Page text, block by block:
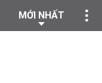
MỚI NHẤT